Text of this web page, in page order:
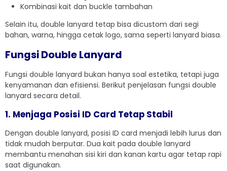
Kombinasi kait dan buckle tambahan
Selain itu, double lanyard tetap bisa dicustom dari segi
bahan, warna, hingga cetak logo, sama seperti lanyard biasa.
Fungsi Double Lanyard
Fungsi double lanyard bukan hanya soal estetika, tetapi juga
kenyamanan dan efisiensi. Berikut penjelasan fungsi double
lanyard secara detail.
1. Menjaga Posisi ID Card Tetap Stabil
Dengan double lanyard, posisi ID card menjadi lebih lurus dan
tidak mudah berputar. Dua kait pada double lanyard
membantu menahan sisi kiri dan kanan kartu agar tetap rapi
saat digunakan.